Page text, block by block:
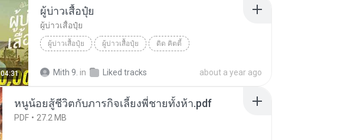
04:31
ผู้บ่าวเสื้อปุ๋ย
ผู้บ่าวเสื้อปุ๋ย
ผู้บ่าวเสื้อปุ๋ย ผู้บ่าวเสื้อปุ๋ย ดิด คิตตี้
Mith 9. in Liked tracks about a year ago
หนูน้อยสู้ชีวิตกับภารกิจเลี้ยงพี่ชายทั้งห้า.pdf
PDF 27.2 MB